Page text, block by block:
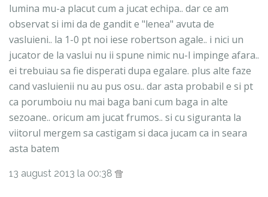
lumina mu-a placut cum a jucat echipa.. dar ce am
observat si imi da de gandit e "lenea" avuta de
vasluieni.. la 1-0 pt noi iese robertson agale.. i nici un
jucator de la vaslui nu ii spune nimic nu-l impinge afara..
ei trebuiau sa fie disperati dupa egalare. plus alte faze
cand vasluienii nu au pus osu.. dar asta probabil e si pt
ca porumboiu nu mai baga bani cum baga in alte
sezoane.. oricum am jucat frumos.. si cu siguranta la
viitorul mergem sa castigam si daca jucam ca in seara
asta batem
13 august 2013 la 00:38